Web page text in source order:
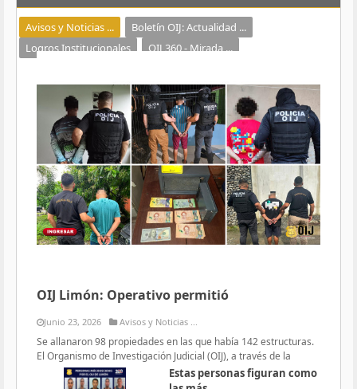
Avisos y Noticias ...
Boletín OIJ: Actualidad ...
Logros Institucionales
OIJ 360 - Mirada ...
OIJ Limón: Operativo permitió
Junio 23, 2026 Avisos y Noticias ...
Se allanaron 98 propiedades en las que había 142 estructuras.
El Organismo de Investigación Judicial (OIJ), a través de la
Estas personas figuran como